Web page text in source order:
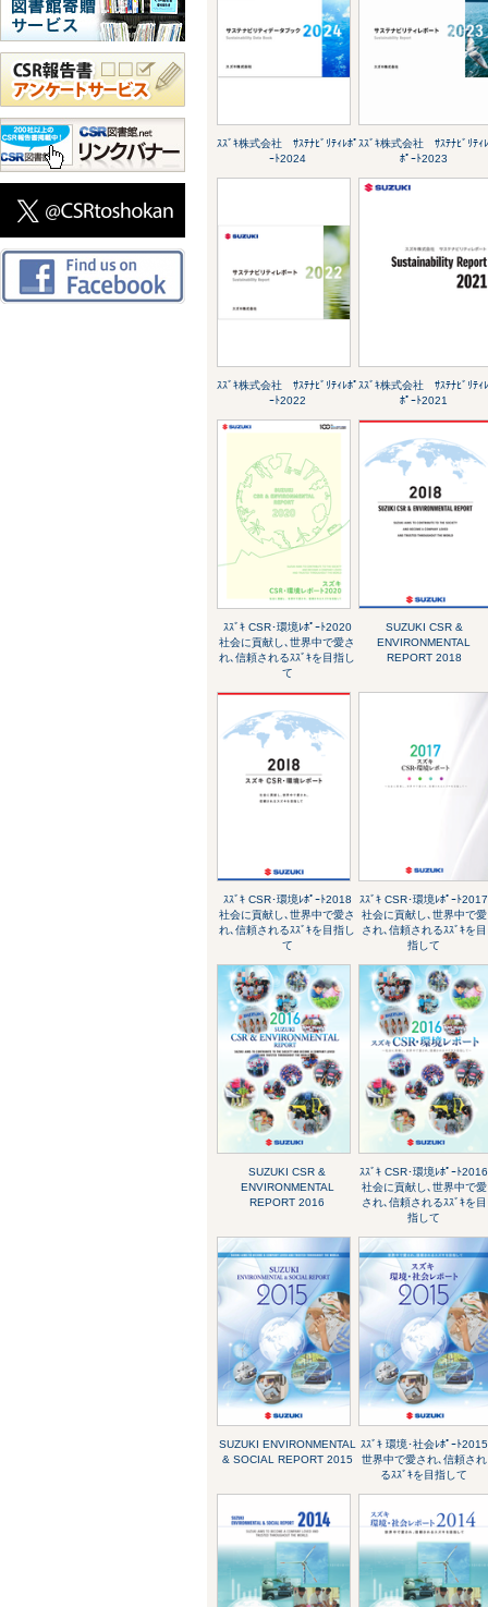
ｽｽﾞｷ株式会社 ｻｽﾃﾅﾋﾞﾘﾃｨﾚﾎﾟ
ｰﾄ2024
ｽｽﾞｷ株式会社 ｻｽﾃﾅﾋﾞﾘﾃｨ
ﾎﾟｰﾄ2023
ｽｽﾞｷ株式会社 ｻｽﾃﾅﾋﾞﾘﾃｨﾚﾎﾟ
ｰﾄ2022
ｽｽﾞｷ株式会社 ｻｽﾃﾅﾋﾞﾘﾃｨ
ﾎﾟｰﾄ2021
ｽｽﾞｷ CSR･環境ﾚﾎﾟｰﾄ2020
社会に貢献し､世界中で愛さ
れ､信頼されるｽｽﾞｷを目指し
て
SUZUKI CSR &
ENVIRONMENTAL
REPORT 2018
ｽｽﾞｷ CSR･環境ﾚﾎﾟｰﾄ2018
社会に貢献し､世界中で愛さ
れ､信頼されるｽｽﾞｷを目指し
て
ｽｽﾞｷ CSR･環境ﾚﾎﾟｰﾄ2017
社会に貢献し､世界中で愛
され､信頼されるｽｽﾞｷを目
指して
SUZUKI CSR &
ENVIRONMENTAL
REPORT 2016
ｽｽﾞｷ CSR･環境ﾚﾎﾟｰﾄ2016
社会に貢献し､世界中で愛
され､信頼されるｽｽﾞｷを目
指して
SUZUKI ENVIRONMENTAL
& SOCIAL REPORT 2015
ｽｽﾞｷ 環境･社会ﾚﾎﾟｰﾄ2015
世界中で愛され､信頼され
るｽｽﾞｷを目指して